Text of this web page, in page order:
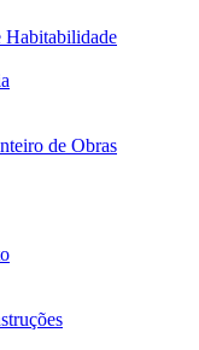
Habitabilidade
de Obras